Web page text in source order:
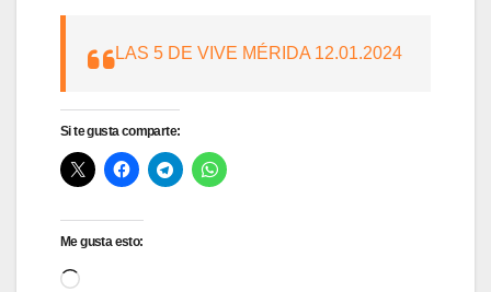
LAS 5 DE VIVE MÉRIDA 12.01.2024
Si te gusta comparte:
Me gusta esto:
Cargando...